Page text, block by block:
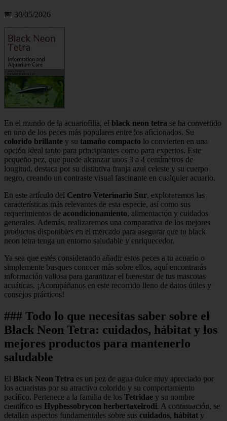
📅 30/05/2026
En el mundo de la acuariofilia, el black neon tetra se ha convertido
en uno de los peces más populares entre los aficionados. Su
colorido brillante y su tamaño compacto lo convierten en una
opción ideal tanto para principiantes como para expertos. Este
pequeño pez, que puede alcanzar unos 3 a 4 centímetros de
longitud, destaca por su distintiva franja azul celeste y su cuerpo
negro, creando un contraste visual fascinante en cualquier acuario.
En este artículo del Centro Veterinario Sur, exploraremos las
características más relevantes de esta especie, así como sus
requerimientos de acondicionamiento, alimentación y cuidados
generales. Además, realizaremos una comparativa de los mejores
productos disponibles en el mercado para asegurar que tu black
neon tetra tenga un entorno saludable y enriquecedor.
Ya sea que estés considerando añadir estos peces a tu acuario o
simplemente busques conocer más sobre ellos, aquí encontrarás
información valiosa para garantizar el bienestar de tus mascotas
acuáticas. ¡Acompáñanos en este recorrido lleno de datos útiles y
consejos prácticos!
### Todo lo que necesitas saber sobre el
Black Neon Tetra: cuidados, hábitat y los
mejores productos para mantenerlo
saludable
El Black Neon Tetra es un pez de agua dulce muy apreciado por
los acuaristas por su atractivo colorido y su comportamiento
pacífico. Pertenece a la familia de los Tetridae y su nombre
científico es Hyphessobrycon herbertaxelrodi. A continuación, se
detallan aspectos fundamentales sobre sus cuidados, hábitat y